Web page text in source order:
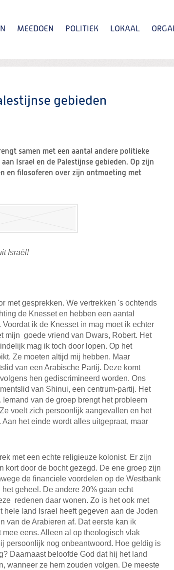
MEEDOEN POLITIEK LOKAAL
gebieden
samen met een aantal andere politieke
Israel en de Palestijnse gebieden. Op zijn
en filosoferen over zijn ontmoeting met
Israël!
met gesprekken. We vertrekken 's ochtends
de Knesset en hebben een aantal
ik de Knesset in mag moet ik echter
mijn goede vriend van Dwars, Robert. Het
mag ik toch door lopen. Op het
Ze moeten altijd mij hebben. Maar
van een Arabische Partij. Deze komt
hen gediscrimineerd worden. Ons
van Shinui, een centrum-partij. Het
van de groep brengt het probleem
voelt zich persoonlijk aangevallen en het
het einde wordt alles uitgepraat, maar
met een echte religieuze kolonist. Er zijn
kort door de bocht gezegd. De ene groep zijn
de financiele voordelen op de Westbank
geheel. De andere 20% gaan echt
redenen daar wonen. Zo is het ook met
hele land Israel heeft gegeven aan de Joden
van de Arabieren af. Dat eerste kan ik
mee eens. Alleen al op theologisch vlak
persoonlijk nog onbeantwoord. Hoe geldig is
Daarnaast beloofde God dat hij het land
wanneer ze hem zouden volgen. De meeste